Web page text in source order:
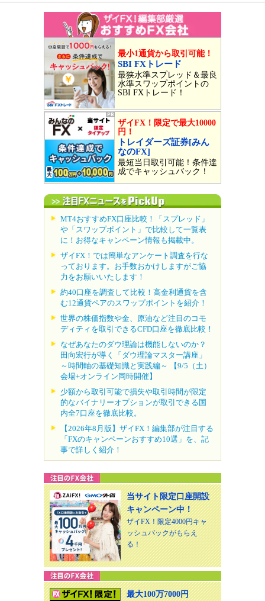
最小1通貨から取引可能！
SBI FXトレード
最狭水準スプレッド＆最良
水準スワップポイントの
SBI FXトレード！
ザイFX！限定で最大10000
円！
トレイダーズ証券[みん
なのFX]
最短当日取引可能！条件達
成でキャッシュバック！
MT4おすすめFX口座比較！「スプレッド」
や「スワップポイント」で比較して一覧表
に！お得なキャンペーン情報も掲載中。
ザイFX！では簡単なアンケート調査を行な
っております。お手数おかけしますがご協
力をお願いいたします！
約40口座を調査して比較！高金利通貨を含
む12通貨ペアのスワップポイントを紹介！
世界の株価指数や金、原油など注目のコモ
ディティを取引できるCFD口座を徹底比較！
なぜあなたのダウ理論は機能しないのか？
田向宏行が導く「ダウ理論マスター講座」
～時間軸の基礎知識と実践編～ 【9/5（土）
会場+オンライン同時開催】
少額から取引可能で損失や取引時間が限定
的なバイナリーオプションが取引できる国
内全7口座を徹底比較。
【2026年8月版】ザイFX！編集部が注目する
「FXのキャンペーンおすすめ10選」を、記
事で詳しく紹介！
当サイト限定口座開設
キャンペーン中！
ザイFX！限定4000円キャ
ッシュバックがもらえ
る！
最大100万7000円